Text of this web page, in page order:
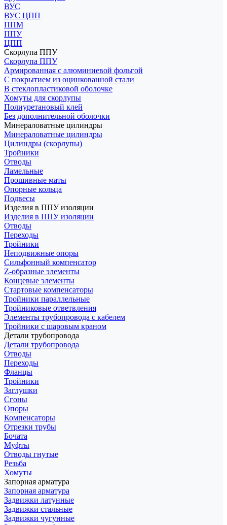
ВУС
ВУС ЦПП
ППМ
ППУ
ЦПП
Скорлупа ППУ
Скорлупа ППУ
Армированная с алюминиевой фольгой
С покрытием из оцинкованной стали
В стеклопластиковой оболочке
Хомуты для скорлупы
Полиуретановый клей
Без дополнительной оболочки
Минераловатные цилиндры
Минераловатные цилиндры
Цилиндры (скорлупы)
Тройники
Отводы
Ламельные
Прошивные маты
Опорные кольца
Подвесы
Изделия в ППУ изоляции
Изделия в ППУ изоляции
Отводы
Переходы
Тройники
Неподвижные опоры
Cильфонный компенсатор
Z-образные элементы
Концевые элементы
Стартовые компенсаторы
Тройники параллельные
Тройниковые ответвления
Элементы трубопровода с кабелем
Тройники с шаровым краном
Детали трубопровода
Детали трубопровода
Отводы
Переходы
Фланцы
Тройники
Заглушки
Сгоны
Опоры
Компенсаторы
Отрезки трубы
Бочата
Муфты
Отводы гнутые
Резьба
Хомуты
Запорная арматура
Запорная арматура
Задвижки латунные
Задвижки стальные
Задвижки чугунные